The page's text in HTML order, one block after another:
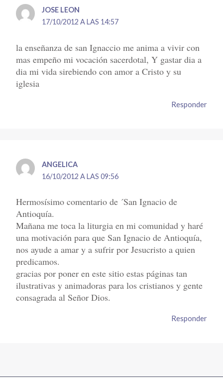
JOSE LEON
17/10/2012 A LAS 14:57
la enseñanza de san Ignaccio me anima a vivir con
mas empeño mi vocación sacerdotal, Y gastar dia a
dia mi vida sirebiendo con amor a Cristo y su
iglesia
Responder
ANGELICA
16/10/2012 A LAS 09:56
Hermosísimo comentario de ´San Ignacio de
Antioquía.
Mañana me toca la liturgia en mi comunidad y haré
una motivación para que San Ignacio de Antioquía,
nos ayude a amar y a sufrir por Jesucristo a quien
predicamos.
gracias por poner en este sitio estas páginas tan
ilustrativas y animadoras para los cristianos y gente
consagrada al Señor Dios.
Responder